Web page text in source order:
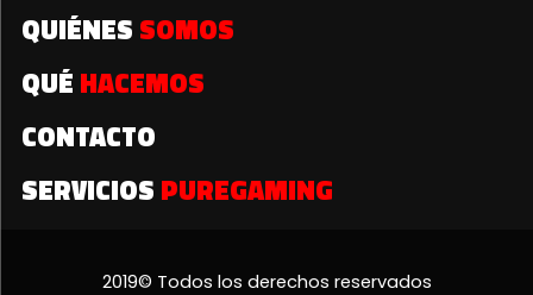
QUIÉNES SOMOS
QUÉ HACEMOS
CONTACTO
SERVICIOS PUREGAMING
2019© Todos los derechos reservados